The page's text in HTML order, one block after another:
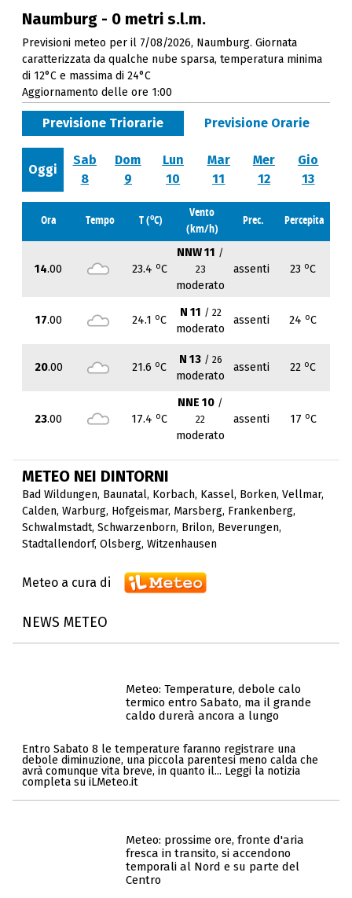
Naumburg - 0 metri s.l.m.
Previsioni meteo per il 7/08/2026, Naumburg. Giornata
caratterizzata da qualche nube sparsa, temperatura minima
di 12°C e massima di 24°C
Aggiornamento delle ore 1:00
Previsione Triorarie Previsione Orarie
Oggi
Sab
8
Dom
9
Lun
10
Mar
11
Mer
12
Gio
13
Ora Tempo T (oC)
Vento
(km/h)
Prec. Percepita
14.00 23.4 oC
NNW 11 /
23
moderato
assenti 23 oC
17.00 24.1 oC
N 11 / 22
moderato
assenti 24 oC
20.00 21.6 oC
N 13 / 26
moderato
assenti 22 oC
23.00 17.4 oC
NNE 10 /
22
moderato
assenti 17 oC
METEO NEI DINTORNI
Bad Wildungen, Baunatal, Korbach, Kassel, Borken, Vellmar,
Calden, Warburg, Hofgeismar, Marsberg, Frankenberg,
Schwalmstadt, Schwarzenborn, Brilon, Beverungen,
Stadtallendorf, Olsberg, Witzenhausen
Meteo a cura di
NEWS METEO
Meteo: Temperature, debole calo
termico entro Sabato, ma il grande
caldo durerà ancora a lungo
Entro Sabato 8 le temperature faranno registrare una
debole diminuzione, una piccola parentesi meno calda che
avrà comunque vita breve, in quanto il... Leggi la notizia
completa su iLMeteo.it
Meteo: prossime ore, fronte d'aria
fresca in transito, si accendono
temporali al Nord e su parte del
Centro